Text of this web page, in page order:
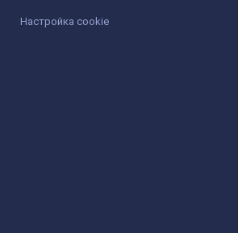
Настройка cookie